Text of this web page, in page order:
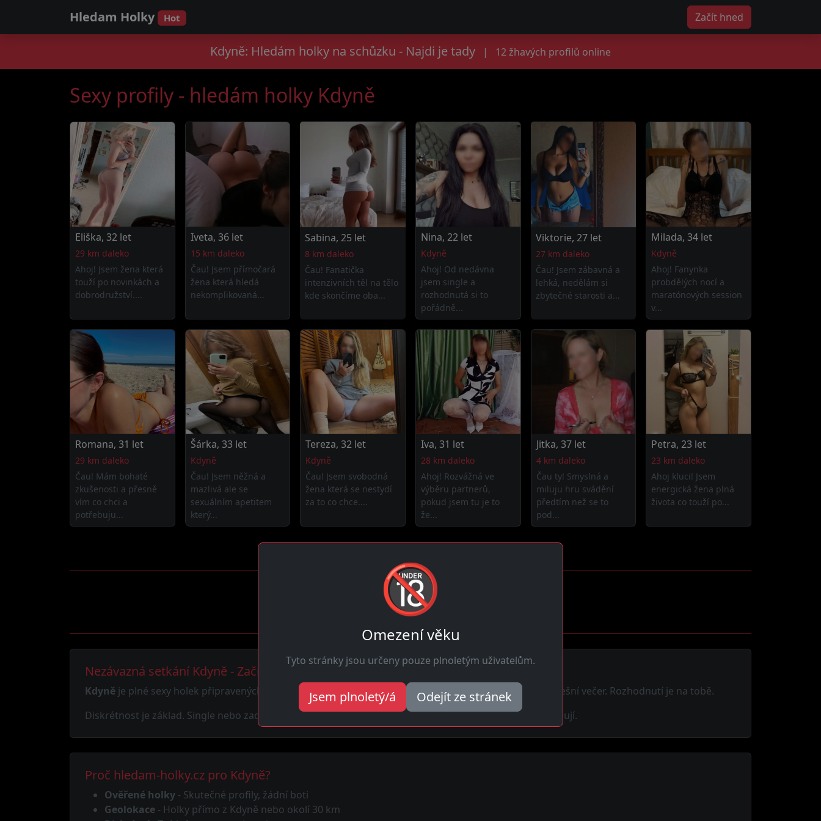
Hledam Holky Hot Začít hned
Kdyně: Hledám holky na schůzku - Najdi je tady | 12 žhavých profilů online
Sexy profily - hledám holky Kdyně
Eliška, 32 let
29 km daleko
Ahoj! Jsem žena která
touží po novinkách a
dobrodružství....
Iveta, 36 let
15 km daleko
Čau! Jsem přímočará
žena která hledá
nekomplikovaná...
Sabina, 25 let
8 km daleko
Čau! Fanatička
intenzivních těl na tělo
kde skončíme oba...
Nina, 22 let
Kdyně
Ahoj! Od nedávna
jsem single a
rozhodnutá si to
pořádně...
Viktorie, 27 let
27 km daleko
Čau! Jsem zábavná a
lehká, nedělám si
zbytečné starosti a...
Milada, 34 let
Kdyně
Ahoj! Fanynka
probdělých nocí a
maratónových session
v...
Romana, 31 let
29 km daleko
Čau! Mám bohaté
zkušenosti a přesně
vím co chci a
potřebuju...
Šárka, 33 let
Kdyně
Čau! Jsem něžná a
mazlivá ale se
sexuálním apetitem
který...
Tereza, 32 let
Kdyně
Čau! Jsem svobodná
žena která se nestydí
za to co chce....
Iva, 31 let
28 km daleko
Ahoj! Rozvážná ve
výběru partnerů,
pokud jsem tu je to
že...
Jitka, 37 let
4 km daleko
Čau ty! Smyslná a
miluju hru svádění
předtím než se to
pod...
Petra, 23 let
23 km daleko
Ahoj kluci! Jsem
energická žena plná
života co touží po...
Najdispojenídnes
Nezávazná setkání Kdyně - Začni zde
Kdyně je plné sexy holek připravených odpovědět na tvou zprávu. Pár kliků a můžeš mít schůzku na dnešní večer. Rozhodnutí je na tobě.
Diskrétnost je základ. Single nebo zadaný, tvé údaje zůstávají v tajnosti. Holky zde diskrétnost také oceňují.
Proč hledam-holky.cz pro Kdyně?
Ověřené holky - Skutečné profily, žádní boti
Geolokace - Holky přímo z Kdyně nebo okolí 30 km
🔞
Omezení věku
Tyto stránky jsou určeny pouze plnoletým uživatelům.
Jsem plnoletý/á Odejít ze stránek